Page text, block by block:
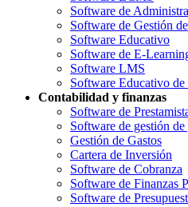
Software de
Software de Gestión
Software Educativo
Software de E-
Software LMS
Software Educativo de
Contabilidad y finanzas
Software de
Software de gestión
Gestión de Gastos
Cartera de Inversión
Software de Cobranza
Software de Finanzas
Software de